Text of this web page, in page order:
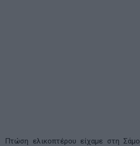
Πτώση ελικοπτέρου είχαμε στη